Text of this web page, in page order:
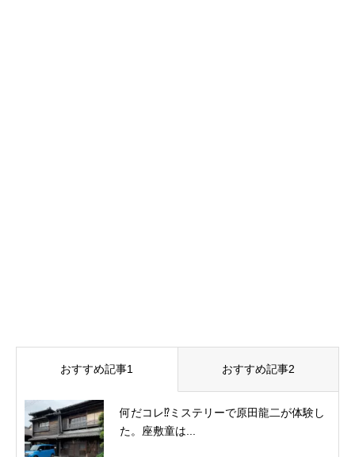
おすすめ記事1 おすすめ記事2
何だコレ⁉ミステリーで原田龍二が体験し
た。座敷童は...